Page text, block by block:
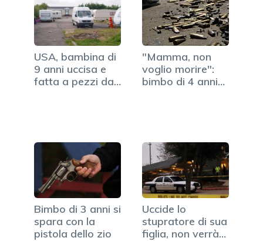
USA, bambina di
9 anni uccisa e
fatta a pezzi dal
"Mamma, non
voglio morire":
bimbo di 4 anni
Bimbo di 3 anni si
spara con la
pistola dello zio
Uccide lo
stupratore di sua
figlia, non verrà…